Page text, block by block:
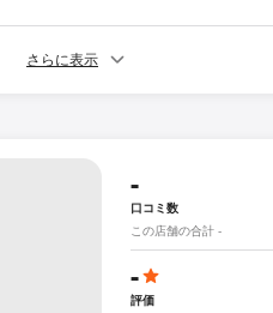
さらに表示
-
口コミ数
この店舗の合計 -
-
評価